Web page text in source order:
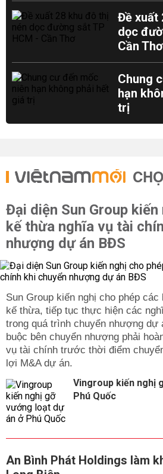
Đề xuất
dọc
Cần Thơ
Chung
hạn
trị
Đại diện Sun Group
kế thừa nghĩa vụ tài
nhượng dự án BĐS
Sun Group kiến nghị cho phép
kế thừa, tiếp tục thực hiện các
trong quá trình chuyển nhượng
buộc bên chuyển nhượng phải
vụ tài chính trước thời điểm
lợi M&A dự án.
Vingroup kiến nghị
Phú Quốc
An Bình Phát Holdings làm